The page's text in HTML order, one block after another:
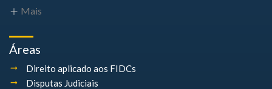
Mais
Áreas
Direito aplicado aos FIDCs
Disputas Judiciais